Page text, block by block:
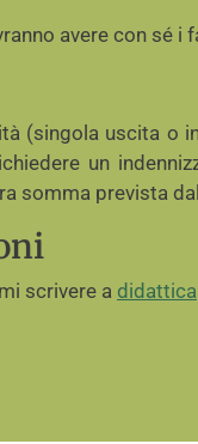
avere con sé
(singola uscita o
un
somma prevista
scrivere a